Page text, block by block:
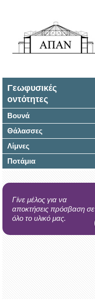
Γεωφυσικές
οντότητες
Βουνά
Θάλασσες
Λίμνες
Ποτάμια
Γίνε μέλος για να
αποκτήσεις πρόσβαση σε
όλο το υλικό μας.